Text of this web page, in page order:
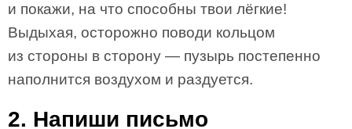
и покажи, на что способны твои лёгкие!
Выдыхая, осторожно поводи кольцом
из стороны в сторону — пузырь постепенно
наполнится воздухом и раздуется.
2. Напиши письмо